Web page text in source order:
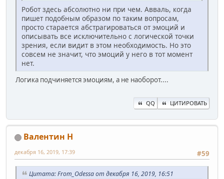
Робот здесь абсолютно ни при чем. Авваль, когда
пишет подобным образом по таким вопросам,
просто старается абстрагироваться от эмоций и
описывать все исключительно с логической точки
зрения, если видит в этом необходимость. Но это
совсем не значит, что эмоций у него в тот момент
нет.
Логика подчиняется эмоциям, а не наоборот....
QQ ЦИТИРОВАТЬ
Валентин Н
#59
декабря 16, 2019, 17:39
Цитата: From_Odessa от декабря 16, 2019, 16:51